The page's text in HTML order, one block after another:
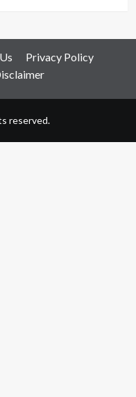
Privacy Policy